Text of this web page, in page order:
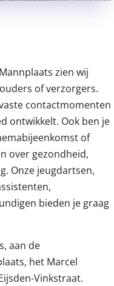
zien wij
of verzorgers.
contactmomenten
ontwikkelt. Ook ben je
of
over gezondheid,
Onze jeugdartsen,
bieden je graag
aan de
het Marcel
Vinkstraat.